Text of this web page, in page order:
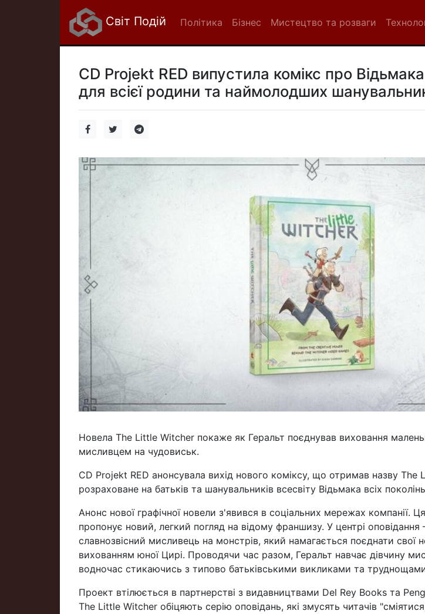
Світ Подій Політика Бізнес Мистецтво та розваги
CD Projekt RED випустила комікс про
для всієї родини та наймолодших
Новела The Little Witcher покаже як Геральт поєднував виховання
мисливцем на чудовиськ.
CD Projekt RED анонсувала вихід нового коміксу, що отримав назву
розраховане на батьків та шанувальників всесвіту Відьмака всіх
Анонс нової графічної новели з'явився в соціальних мережах компанії.
пропонує новий, легкий погляд на відому франшизу. У центрі оповідання –
славнозвісний мисливець на монстрів, який намагається поєднати свої
вихованням юної Цирі. Проводячи час разом, Геральт навчає дівчину
водночас стикаючись з типово батьківськими викликами та
Проект втілюється в партнерстві з видавництвами Del Rey Books та
The Little Witcher обіцяють серію оповідань, які змусять читачів